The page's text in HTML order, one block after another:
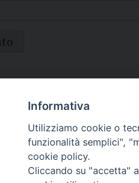
Informativa
Utilizziamo cookie o
funzionalità semplici",
cookie policy.
Cliccando su "accetta"